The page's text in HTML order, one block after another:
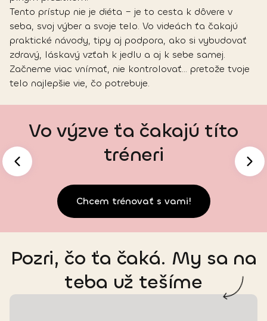
Tento prístup nie je diéta – je to cesta k dôvere v
seba, svoj výber a svoje telo. Vo videách ťa čakajú
praktické návody, tipy aj podpora, ako si vybudovať
zdravý, láskavý vzťah k jedlu a aj k sebe samej.
Začneme viac vnímať, nie kontrolovať… pretože tvoje
telo najlepšie vie, čo potrebuje.
Vo výzve ťa čakajú títo
tréneri
Chcem trénovať s vami!
Pozri, čo ťa čaká. My sa na
teba už tešíme